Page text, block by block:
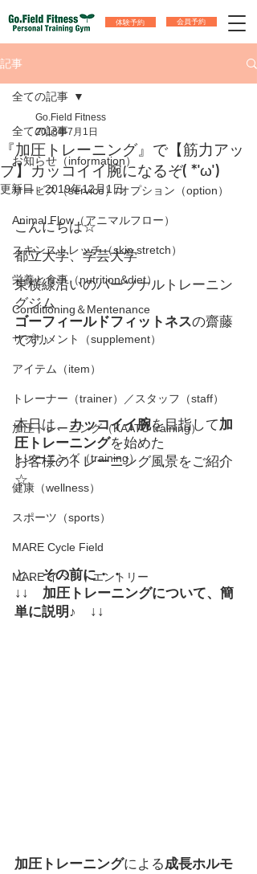
体験予約 会員予約
記事
全ての記事
お知らせ（information）
サービス（service）/オプション（option）
Animal Flow（アニマルフロー）
スキンストレッチ（skin stretch）
栄養と食事（nutrition&diet）
Conditioning＆Mentenance
サプリメント（supplement）
アイテム（item）
トレーナー（trainer）／スタッフ（staff）
加圧トレーニング（KAATU training）
トレーニング（training）
健康（wellness）
スポーツ（sports）
MARE Cycle Field
MARE イベントエントリー
全ての記事
『加圧トレーニング』で【筋力アッ
プ】カッコイイ腕になるぞ( *'ω')ゞ
Go.Field Fitness
2018年7月1日
更新日：2019年12月1日
こんにちは☆
都立大学、学芸大学
東横線沿いのパーソナルトレーニン
グジム
ゴーフィールドフィットネスの齋藤
です♪
本日は、 カッコイイ腕を目指して加
圧トレーニングを始めた
お客様のトレーニング風景をご紹介
☆
と、その前に・・
↓↓　加圧トレーニングについて、簡
単に説明♪　↓↓
加圧トレーニングによる成長ホルモ